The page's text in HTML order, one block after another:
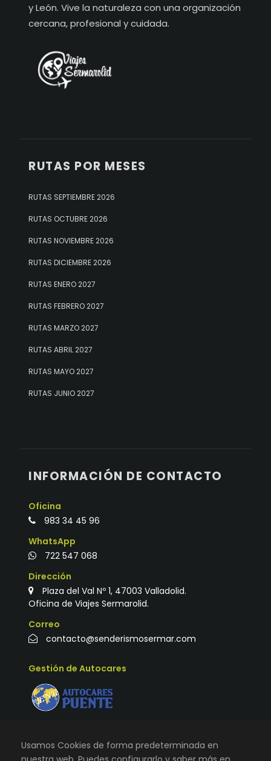
y León. Vive la naturaleza con una organización
cercana, profesional y cuidada.
RUTAS POR MESES
RUTAS SEPTIEMBRE 2026
RUTAS OCTUBRE 2026
RUTAS NOVIEMBRE 2026
RUTAS DICIEMBRE 2026
RUTAS ENERO 2027
RUTAS FEBRERO 2027
RUTAS MARZO 2027
RUTAS ABRIL 2027
RUTAS MAYO 2027
RUTAS JUNIO 2027
INFORMACIÓN DE CONTACTO
Oficina
983 34 45 96
WhatsApp
722 547 068
Dirección
Plaza del Val Nº 1, 47003 Valladolid.
Oficina de Viajes Sermarolid.
Correo
contacto@senderismosermar.com
Gestión de Autocares
Usamos Cookies de forma predeterminada en